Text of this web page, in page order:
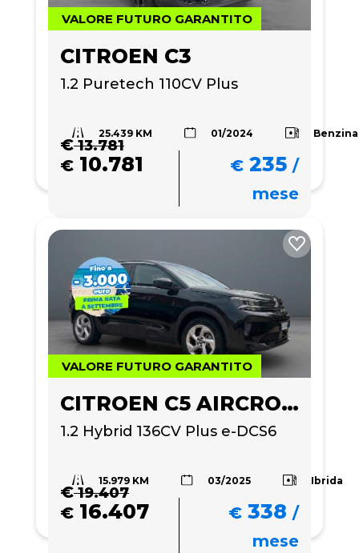
VALORE FUTURO GARANTITO
CITROEN C3
1.2 Puretech 110CV Plus
25.439 KM 01/2024 Benzina
€13.781
€ 10.781 € 235 /
mese
VALORE FUTURO GARANTITO
CITROEN C5 AIRCROSS
1.2 Hybrid 136CV Plus e-DCS6
15.979 KM 03/2025 Ibrida
€19.407
€ 16.407 € 338 /
mese